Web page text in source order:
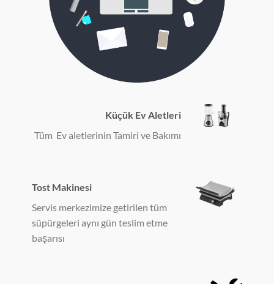
Küçük Ev Aletleri
Tüm Ev aletlerinin Tamiri ve Bakımı
Tost Makinesi
Servis merkezimize getirilen tüm
süpürgeleri aynı gün teslim etme
başarısı